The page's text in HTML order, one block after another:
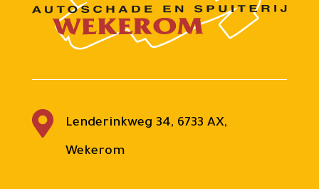

Lenderinkweg 34, 6733 AX,
Wekerom